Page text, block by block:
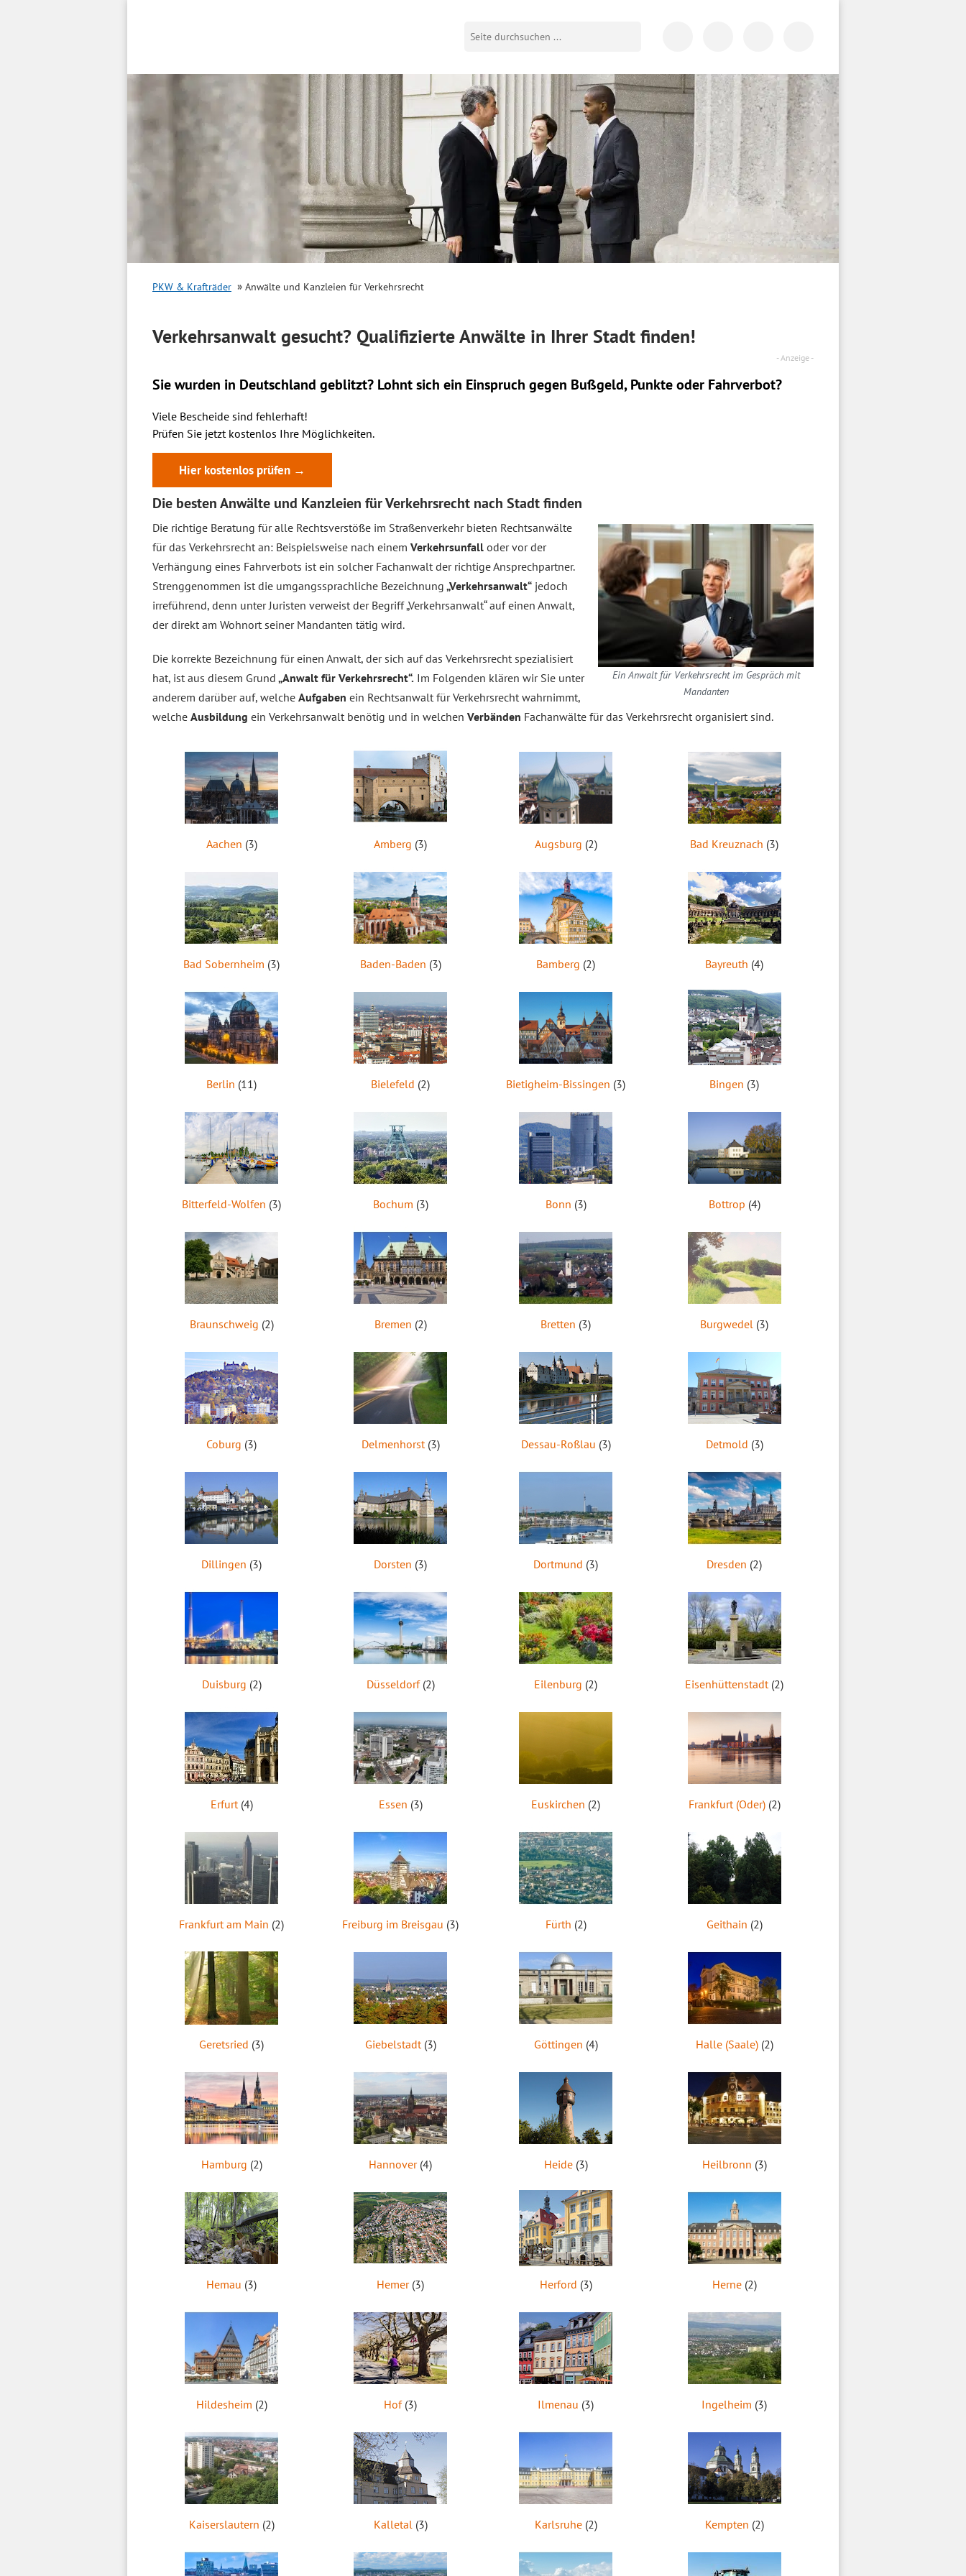
PKW & Krafträder Anwälte und Kanzleien für Verkehrsrecht
Verkehrsanwalt gesucht? Qualifizierte Anwälte in Ihrer Stadt finden!
Sie wurden in Deutschland geblitzt? Lohnt sich ein Einspruch gegen Bußgeld, Punkte oder Fahrverbot?
Viele Bescheide sind fehlerhaft!
Prüfen Sie jetzt kostenlos Ihre Möglichkeiten.
Hier kostenlos prüfen →
Die besten Anwälte und Kanzleien für Verkehrsrecht nach Stadt finden
Ein Anwalt für Verkehrsrecht im Gespräch mit
Mandanten
Die richtige Beratung für alle Rechtsverstöße im Straßenverkehr bieten Rechtsanwälte
für das Verkehrsrecht an: Beispielsweise nach einem Verkehrsunfall oder vor der
Verhängung eines Fahrverbots ist ein solcher Fachanwalt der richtige Ansprechpartner.
Strenggenommen ist die umgangssprachliche Bezeichnung „Verkehrsanwalt“ jedoch
irreführend, denn unter Juristen verweist der Begriff „Verkehrsanwalt“ auf einen Anwalt,
der direkt am Wohnort seiner Mandanten tätig wird.
Die korrekte Bezeichnung für einen Anwalt, der sich auf das Verkehrsrecht spezialisiert
hat, ist aus diesem Grund „Anwalt für Verkehrsrecht“. Im Folgenden klären wir Sie unter
anderem darüber auf, welche Aufgaben ein Rechtsanwalt für Verkehrsrecht wahrnimmt,
welche Ausbildung ein Verkehrsanwalt benötig und in welchen Verbänden Fachanwälte für das Verkehrsrecht organisiert sind.
Aachen (3) Amberg (3) Augsburg (2) Bad Kreuznach (3)
Bad Sobernheim (3) Baden-Baden (3) Bamberg (2) Bayreuth (4)
Berlin (11) Bielefeld (2) Bietigheim-Bissingen (3) Bingen (3)
Bitterfeld-Wolfen (3) Bochum (3) Bonn (3) Bottrop (4)
Braunschweig (2) Bremen (2) Bretten (3) Burgwedel (3)
Coburg (3) Delmenhorst(3) Dessau-Roßlau (3) Detmold (3)
Dillingen (3) Dorsten (3) Dortmund (3) Dresden (2)
Duisburg (2) Düsseldorf(2) Eilenburg (2) Eisenhüttenstadt(2)
Erfurt(4) Essen (3) Euskirchen (2) Frankfurt (Oder)(2)
Frankfurt am Main (2) Freiburg im Breisgau (3) Fürth (2) Geithain (2)
Geretsried (3) Giebelstadt(3) Göttingen (4) Halle (Saale)(2)
Hamburg (2) Hannover(4) Heide(3) Heilbronn (3)
Hemau (3) Hemer(3) Herford (3) Herne(2)
Hildesheim (2) Hof(3) Ilmenau (3) Ingelheim (3)
Kaiserslautern (2) Kalletal(3) Karlsruhe(2) Kempten (2)